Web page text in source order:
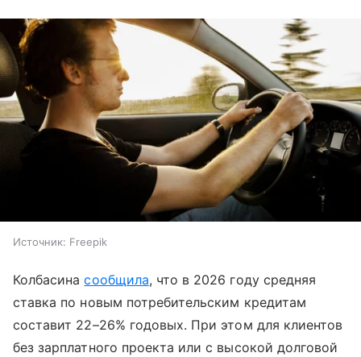
Источник: Freepik
Колбасинасообщила, что в 2026 году средняя
ставка по новым потребительским кредитам
составит 22–26% годовых. При этом для клиентов
без зарплатного проекта или с высокой долговой